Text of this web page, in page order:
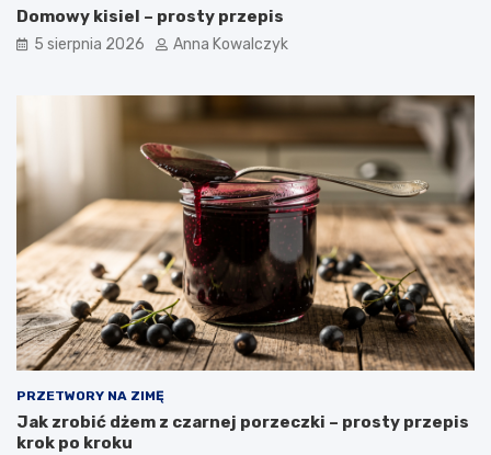
Domowy kisiel – prosty przepis
5 sierpnia 2026 Anna Kowalczyk
PRZETWORY NA ZIMĘ
Jak zrobić dżem z czarnej porzeczki – prosty przepis
krok po kroku